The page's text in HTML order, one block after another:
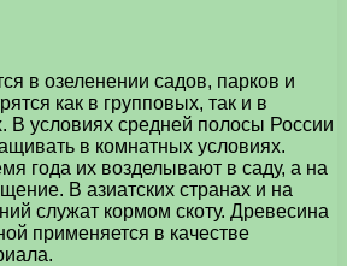
в озеленении садов, парков и
как в групповых, так и в
В условиях средней полосы России
в комнатных условиях.
года их возделывают в саду, а на
В азиатских странах и на
служат кормом скоту. Древесина
применяется в качестве